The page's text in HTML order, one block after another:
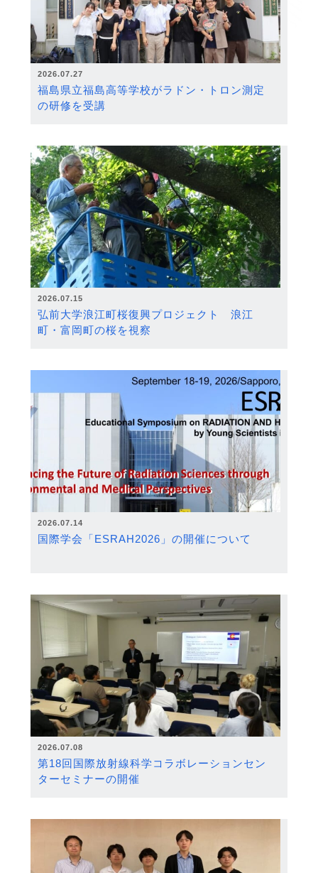
2026.07.27
福島県立福島高等学校がラドン・トロン測定
の研修を受講
2026.07.15
弘前大学浪江町桜復興プロジェクト 浪江
町・富岡町の桜を視察
2026.07.14
国際学会「ESRAH2026」の開催について
2026.07.08
第18回国際放射線科学コラボレーションセン
ターセミナーの開催